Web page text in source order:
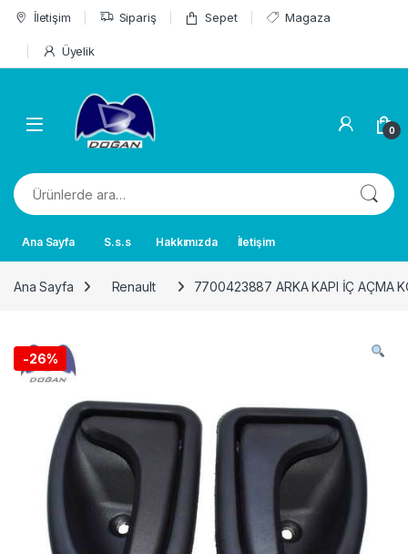
Skip to navigation
Skip to content
İletişim Sipariş Sepet Magaza
Üyelik
0
Ara:
Ana Sayfa S.s.s Hakkımızda İletişim
Ana Sayfa Renault 7700423887 ARKA KAPI İÇ AÇMA
-26%